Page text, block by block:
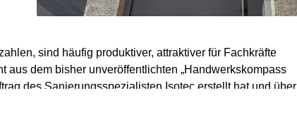
sind häufig produktiver, attraktiver für Fachkräfte
aus dem bisher unveröffentlichten „Handwerkskompass
des Sanierungsspezialisten Isotec erstellt hat und über